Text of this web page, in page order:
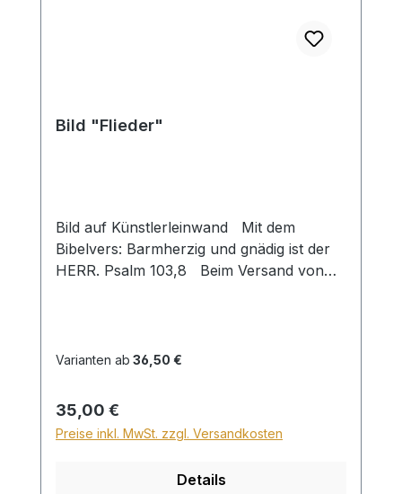
Bild "Flieder"
Bild auf Künstlerleinwand Mit dem
Bibelvers: Barmherzig und gnädig ist der
HERR. Psalm 103,8 Beim Versand von
Sperrgut in Höhe von 28,99€ berechnet.
Sperrgutzuschlag 30€. Bei diesem Bild ist
kein Wunschtext möglich!
Varianten ab 36,50 €
Regulärer Preis:
35,00 €
Preise inkl. MwSt. zzgl. Versandkosten
Details